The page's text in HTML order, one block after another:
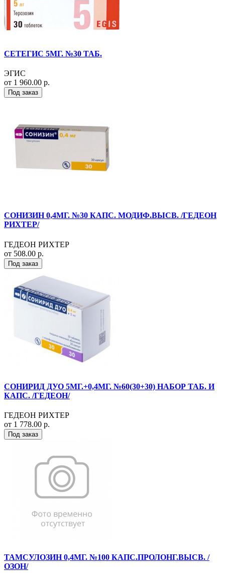
СЕТЕГИС 5МГ. №30 ТАБ.
ЭГИС
от 1 960.00 р.
Под заказ
СОНИЗИН 0,4МГ. №30 КАПС. МОДИФ.ВЫСВ. /ГЕДЕОН
РИХТЕР/
ГЕДЕОН РИХТЕР
от 508.00 р.
Под заказ
СОНИРИД ДУО 5МГ.+0,4МГ. №60(30+30) НАБОР ТАБ. И
КАПС. /ГЕДЕОН/
ГЕДЕОН РИХТЕР
от 1 778.00 р.
Под заказ
ТАМСУЛОЗИН 0,4МГ. №100 КАПС.ПРОЛОНГ.ВЫСВ. /
ОЗОН/